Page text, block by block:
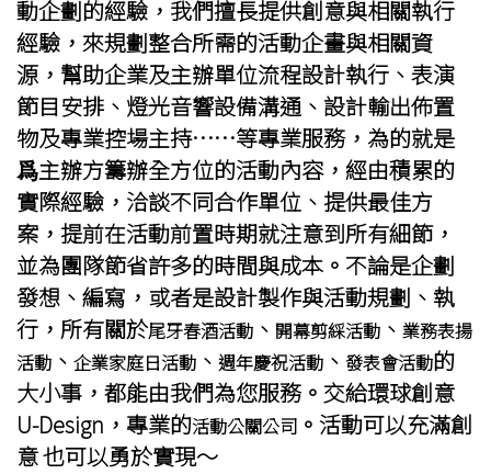
動企劃的經驗，我們擅長提供創意與相關執行
經驗，來規劃整合所需的活動企畫與相關資
源，幫助企業及主辦單位流程設計執行、表演
節目安排、燈光音響設備溝通、設計輸出佈置
物及專業控場主持……等專業服務，為的就是
爲主辦方籌辦全方位的活動內容，經由積累的
實際經驗，洽談不同合作單位、提供最佳方
案，提前在活動前置時期就注意到所有細節，
並為團隊節省許多的時間與成本。不論是企劃
發想、編寫，或者是設計製作與活動規劃、執
行，所有關於尾牙春酒活動 、 開幕剪綵活動 、 業務表揚
活動 、 企業家庭日活動 、 週年慶祝活動 、 發表會活動的
大小事，都能由我們為您服務。交給環球創意
U-Design，專業的活動公關公司 。活動可以充滿創
意 也可以勇於實現～